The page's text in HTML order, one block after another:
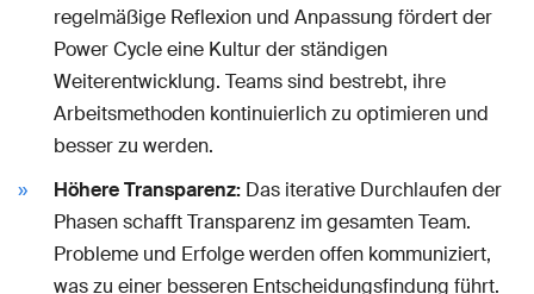
regelmäßige Reflexion und Anpassung fördert der
Power Cycle eine Kultur der ständigen
Weiterentwicklung. Teams sind bestrebt, ihre
Arbeitsmethoden kontinuierlich zu optimieren und
besser zu werden.
Höhere Transparenz: Das iterative Durchlaufen der
Phasen schafft Transparenz im gesamten Team.
Probleme und Erfolge werden offen kommuniziert,
was zu einer besseren Entscheidungsfindung führt.